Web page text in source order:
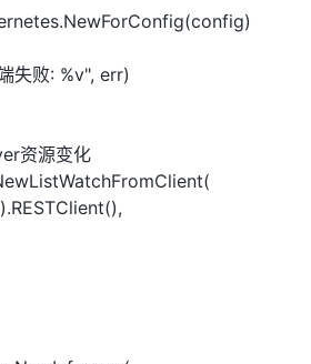
失败: %v", err)
资源变化